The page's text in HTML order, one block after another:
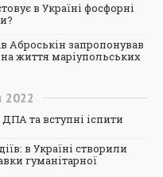
в Україні фосфорні
Аброськін запропонував
життя маріупольських
2022
та вступні іспити
в Україні створили
гуманітарної